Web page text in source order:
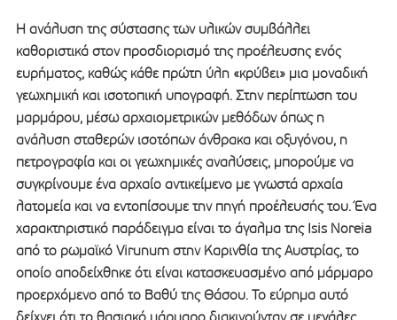
Η ανάλυση της σύστασης των υλικών συμβάλλει
καθοριστικά στον προσδιορισμό της προέλευσης ενός
ευρήματος, καθώς κάθε πρώτη ύλη «κρύβει» μια μοναδική
γεωχημική και ισοτοπική υπογραφή. Στην περίπτωση του
μαρμάρου, μέσω αρχαιομετρικών μεθόδων όπως η
ανάλυση σταθερών ισοτόπων άνθρακα και οξυγόνου, η
πετρογραφία και οι γεωχημικές αναλύσεις, μπορούμε να
συγκρίνουμε ένα αρχαίο αντικείμενο με γνωστά αρχαία
λατομεία και να εντοπίσουμε την πηγή προέλευσής του. Ένα
χαρακτηριστικό παράδειγμα είναι το άγαλμα της Isis Noreia
από το ρωμαϊκό Virunum στην Καρινθία της Αυστρίας, το
οποίο αποδείχθηκε ότι είναι κατασκευασμένο από μάρμαρο
προερχόμενο από το Βαθύ της Θάσου. Το εύρημα αυτό